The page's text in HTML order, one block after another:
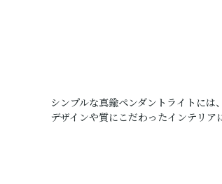
シンプルな真鍮ペンダントライトには
デザインや質にこだわったインテリア